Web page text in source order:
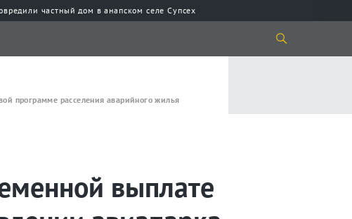
частный дом в анапском селе Супсех
программе расселения аварийного жилья
выплате